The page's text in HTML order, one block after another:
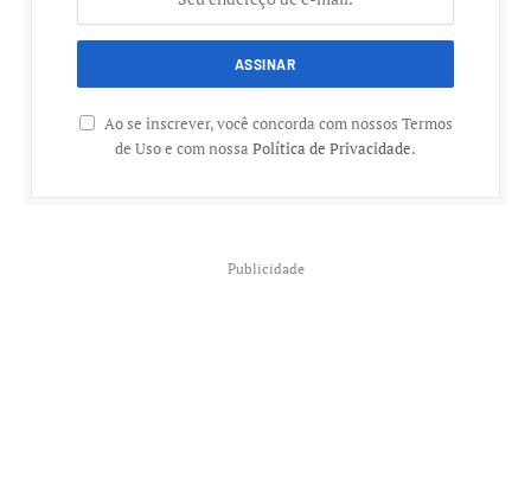
Ao se inscrever, você concorda com nossos Termos
de Uso e com nossa Política de Privacidade.
Publicidade